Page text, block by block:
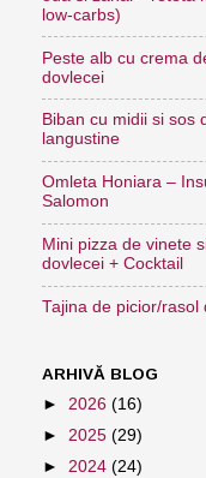
low-carbs)
Peste alb cu crema
dovlecei
Biban cu midii si sos
langustine
Omleta Honiara –
Salomon
Mini pizza de vinete
dovlecei + Cocktail
Tajina de picior/rasol
ARHIVĂ BLOG
► 2026 (16)
► 2025 (29)
► 2024 (24)